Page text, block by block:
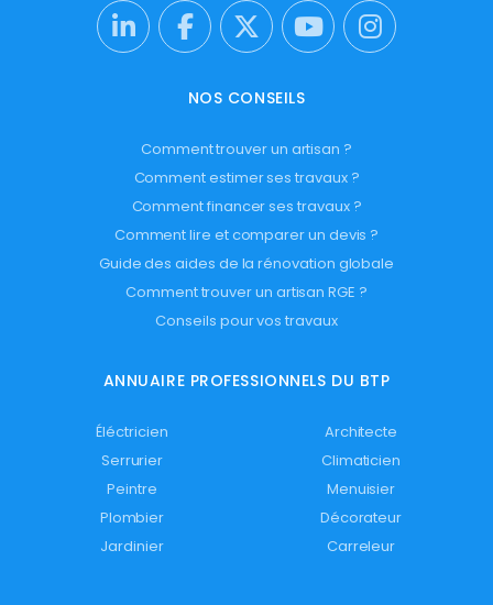
NOS CONSEILS
Comment trouver un artisan ?
Comment estimer ses travaux ?
Comment financer ses travaux ?
Comment lire et comparer un devis ?
Guide des aides de la rénovation globale
Comment trouver un artisan RGE ?
Conseils pour vos travaux
ANNUAIRE PROFESSIONNELS DU BTP
Éléctricien
Architecte
Serrurier
Climaticien
Peintre
Menuisier
Plombier
Décorateur
Jardinier
Carreleur